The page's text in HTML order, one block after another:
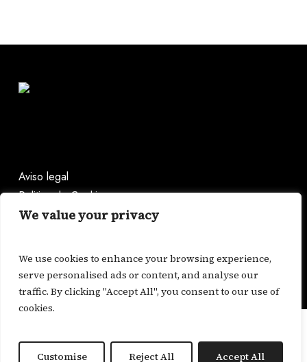
We value your privacy
We use cookies to enhance your browsing experience,
serve personalised ads or content, and analyse our
traffic. By clicking "Accept All", you consent to our use of
cookies.
Customise Reject All Accept All
Aviso legal
Politica de Cookies
+34 659 478 473
Cofinanciado por los Fondos Next Generation EU del
Mecanismo de Recuperación y Resiliencia.